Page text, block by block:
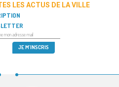
LES ACTUS DE LA VILLE